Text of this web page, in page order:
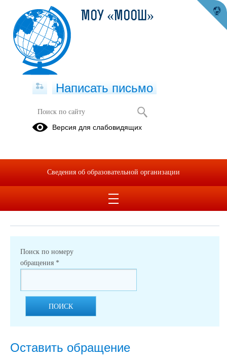
Обращения граждан
режиме при подаче обращения через электронную форму. Номер
обращения отправляется на электронный адрес, который вы
указывали при подаче обращения в электронной форме.
Поиск по номеру
обращения *
ПОИСК
Оставить обращение
МОУ «МООШ»
Написать письмо
Версия для слабовидящих
Сведения об образовательной организации